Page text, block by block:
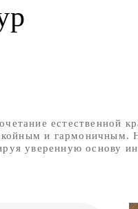
естественной
и
уверенную основу